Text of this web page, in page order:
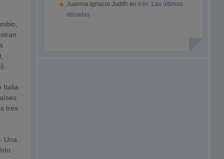
Italia
tres
Una
Juanma Ignacio Judith en Irán :Las últimas
décadas